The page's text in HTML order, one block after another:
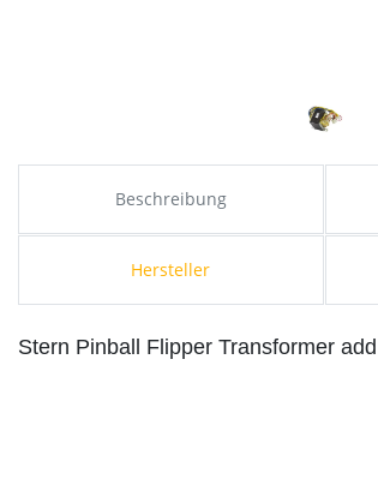
Beschreibung
Hersteller
Stern Pinball Flipper Transformer